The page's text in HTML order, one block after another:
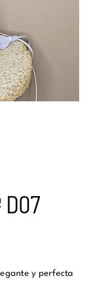
y perfecta